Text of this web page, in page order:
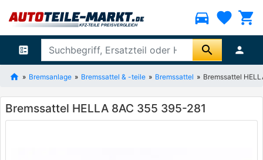
directions_car favorite shopping_cart
ballot search person
Bremsanlage Bremssattel & -teile Bremssattel Bremssattel
Bremssattel HELLA 8AC 355 395-281